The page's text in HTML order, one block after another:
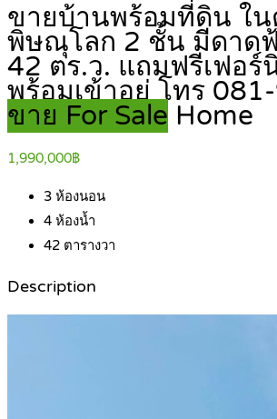
ขายบ้านพร้อมที่ดิน ใน
พิษณุโลก 2 ชั้น มีดาด
42 ตร.ว. แถมฟรีเฟอร์
พร้อมเข้าอยู่ โทร
ขาย For Sale Home
1,990,000฿
3 ห้องนอน
4 ห้องน้ำ
42 ตารางวา
Description